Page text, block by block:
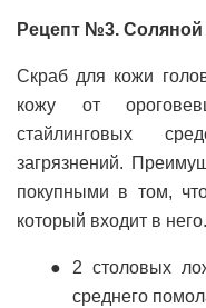
Рецепт №3.
Скраб для кожи
кожу от
стайлинговых
загрязнений.
покупными в том,
который входит в него.
2 столовых
среднего